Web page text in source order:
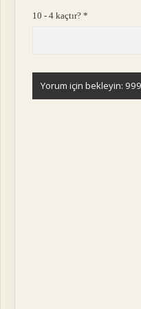
10 - 4 kaçtır?*